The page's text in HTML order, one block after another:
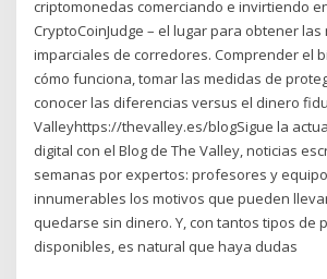
criptomonedas comerciando e invirtiendo
CryptoCoinJudge – el lugar para obtener
imparciales de corredores. Comprender el
cómo funciona, tomar las medidas de
conocer las diferencias versus el dinero
Valleyhttps://thevalley.es/blogSigue la
digital con el Blog de The Valley, noticias
semanas por expertos: profesores y
innumerables los motivos que pueden
quedarse sin dinero. Y, con tantos tipos de
disponibles, es natural que haya dudas